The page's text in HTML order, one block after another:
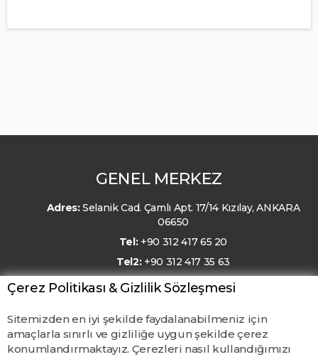
GENEL MERKEZ
Adres:Selanik Cad. Çamlı Apt. 17/14 Kızılay, ANKARA
06650
Tel: +90 312 417 65 20
Tel2: +90 312 417 35 63
E-Posta: kmo@kmo.org.tr
Çerez Politikası & Gizlilik Sözleşmesi
Sitemizden en iyi şekilde faydalanabilmeniz için
amaçlarla sınırlı ve gizliliğe uygun şekilde çerez
konumlandırmaktayız. Çerezleri nasıl kullandığımızı